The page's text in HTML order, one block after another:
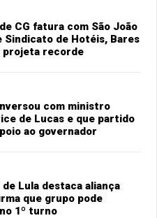
CG fatura com São João
Sindicato de Hotéis, Bares
projeta recorde
com ministro
de Lucas e que partido
ao governador
Lula destaca aliança
que grupo pode
1º turno